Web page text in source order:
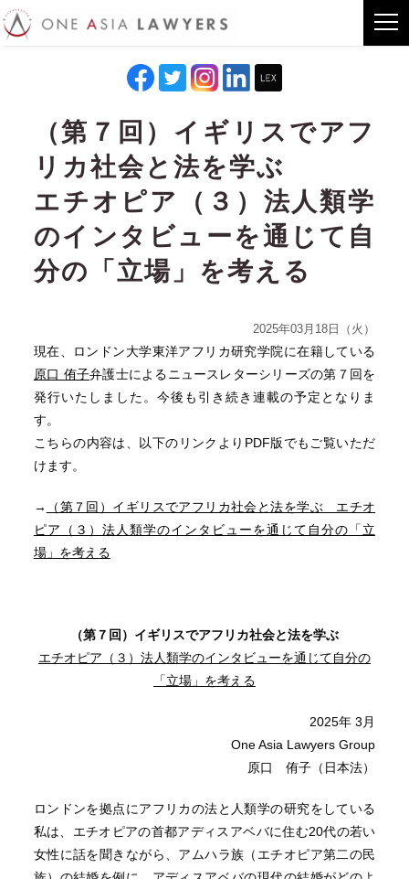
（第７回）イギリスでアフ
リカ社会と法を学ぶ
エチオピア（３）法人類学
のインタビューを通じて自
分の「立場」を考える
2025年03月18日（火）
現在、ロンドン大学東洋アフリカ研究学院に在籍している
原口 侑子弁護士によるニュースレターシリーズの第７回を
発行いたしました。今後も引き続き連載の予定となりま
す。
こちらの内容は、以下のリンクよりPDF版でもご覧いただ
けます。
→
（第７回）イギリスでアフリカ社会と法を学ぶ エチオ
ピア（３）法人類学のインタビューを通じて自分の「立
場」を考える
（第７回）イギリスでアフリカ社会と法を学ぶ
エチオピア（３）法人類学のインタビューを通じて自分の
「立場」を考える
2025年 3月
One Asia Lawyers Group
原口 侑子（日本法）
ロンドンを拠点にアフリカの法と人類学の研究をしている
私は、エチオピアの首都アディスアベバに住む20代の若い
女性に話を聞きながら、アムハラ族（エチオピア第二の民